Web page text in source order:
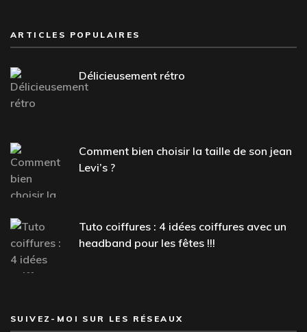
ARTICLES POPULAIRES
Délicieusement rétro
Comment bien choisir la taille de son jean
Levi’s ?
Tuto coiffures : 4 idées coiffures avec un
headband pour les fêtes !!!
SUIVEZ-MOI SUR LES RÉSEAUX